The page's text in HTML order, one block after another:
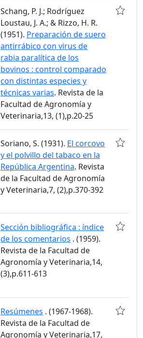
Schang, P. J.; Rodríguez
Loustau, J. A.; & Rizzo, H. R.
(1951). Preparación de suero
antirrábico con virus de
rabia paralítica de los
bovinos : control comparado
con distintas especies y
técnicas varias. Revista de la
Facultad de Agronomía y
Veterinaria,13, (1),p.20-25
Soriano, S. (1931). El corcovo
y el polvillo del tabaco en la
República Argentina. Revista
de la Facultad de Agronomía
y Veterinaria,7, (2),p.370-392
Sección bibliográfica : índice
de los comentarios . (1959).
Revista de la Facultad de
Agronomía y Veterinaria,14,
(3),p.611-613
Resúmenes . (1967-1968).
Revista de la Facultad de
Agronomía y Veterinaria,17,